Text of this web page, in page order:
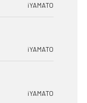
iYAMATO
iYAMATO
iYAMATO